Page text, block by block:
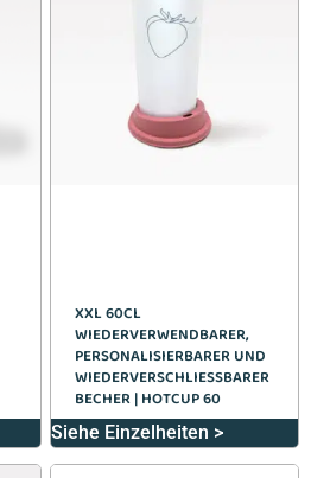
XXL 60CL
WIEDERVERWENDBARER,
PERSONALISIERBARER UND
WIEDERVERSCHLIESSBARER B
ECHER | HOTCUP 60
Siehe Einzelheiten >